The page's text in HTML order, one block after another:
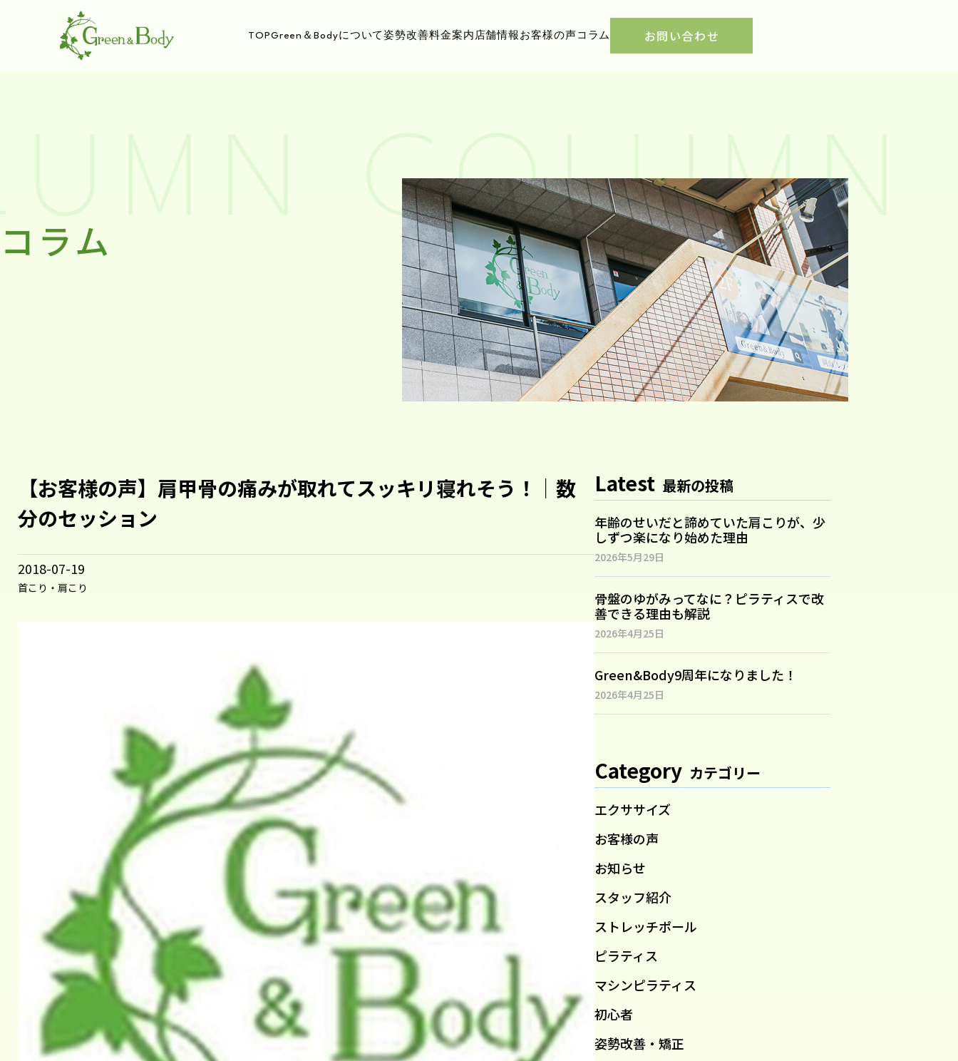
TOPGreen＆Bodyについて姿勢改善料金案内 店舗情報 お客様の声 コラム お問い合わせ
COLUMN
コラム
【お客様の声】肩甲骨の痛みが取れてスッキリ寝れそう！｜数
分のセッション
2018-07-19
首こり・肩こり
Latest 最新の投稿
年齢のせいだと諦めていた肩こりが、少
しずつ楽になり始めた理由
2026年5月29日
骨盤のゆがみってなに？ピラティスで改
善できる理由も解説
2026年4月25日
Green&Body9周年になりました！
2026年4月25日
Category カテゴリー
エクササイズ
お客様の声
お知らせ
スタッフ紹介
ストレッチポール
ピラティス
マシンピラティス
初心者
姿勢改善・矯正